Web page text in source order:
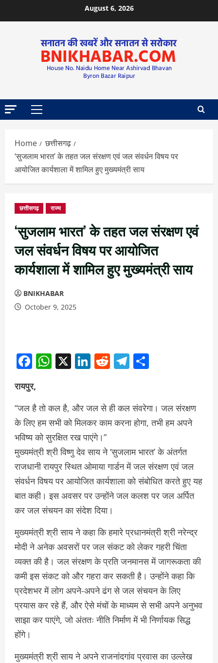
August 6, 2026
Home
छत्तीसगढ़
‘सुजलाम भारत’ के तहत जल संरक्षण एवं जल संवर्धन विषय पर
आयोजित कार्यशाला में शामिल हुए मुख्यमंत्री साय
छत्तीसगढ़ राज्य
‘सुजलाम भारत’ के तहत जल संरक्षण एवं
जल संवर्धन विषय पर आयोजित
कार्यशाला में शामिल हुए मुख्यमंत्री साय
BNIKHABAR
October 9, 2025
Facebook
WhatsApp
X LinkedIn
RedditTelegram
रायपुर,
“जल है तो कल है, और जल से ही कल संवरेगा। जल संरक्षण
के लिए हम सभी को मिलकर काम करना होगा, तभी हम अपने
भविष्य को सुरक्षित रख पाएंगे।”
मुख्यमंत्री श्री विष्णु देव साय ने ‘सुजलाम भारत’ के अंतर्गत
राजधानी रायपुर स्थित ओमाया गार्डन में जल संरक्षण एवं जल
संवर्धन विषय पर आयोजित कार्यशाला को संबोधित करते हुए यह
बात कही। इस अवसर पर उन्होंने जल कलश पर जल अर्पित
कर जल संचयन का संदेश दिया।
मुख्यमंत्री श्री साय ने कहा कि हमारे प्रधानमंत्री श्री नरेन्द्र
मोदी ने अनेक अवसरों पर जल संकट को लेकर गहरी चिंता
व्यक्त की है। जल संरक्षण के प्रति जनमानस में जागरूकता की
कमी इस संकट को और गहरा कर सकती है। उन्होंने कहा कि
प्रदेशभर में लोग अपने-अपने ढंग से जल संचयन के लिए
प्रयास कर रहे हैं, और ऐसे मंचों के माध्यम से सभी अपने अनुभव
साझा कर पाएंगे, जो अंततः नीति निर्माण में भी निर्णायक सिद्ध
होंगे।
मुख्यमंत्री श्री साय ने अपने राजनांदगांव प्रवास का उल्लेख